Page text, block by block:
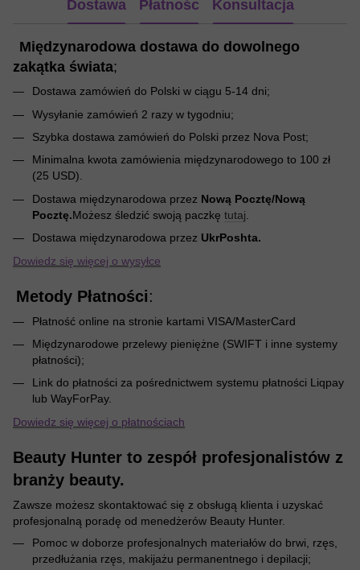
Dostawa Płatnośc Konsultacja
Międzynarodowa dostawa do dowolnego
zakątka świata;
Dostawa zamówień do Polski w ciągu 5-14 dni;
Wysyłanie zamówień 2 razy w tygodniu;
Szybka dostawa zamówień do Polski przez Nova Post;
Minimalna kwota zamówienia międzynarodowego to 100 zł
(25 USD).
Dostawa międzynarodowa przez Nową Pocztę/Nową
Pocztę.Możesz śledzić swoją paczkę tutaj
Dostawa międzynarodowa przez UkrPoshta.
Dowiedz się więcej o wysyłce
Metody Płatności:
Płatność online na stronie kartami VISA/MasterCard
Międzynarodowe przelewy pieniężne (SWIFT i inne systemy
płatności);
Link do płatności za pośrednictwem systemu płatności Liqpay
lub WayForPay.
Dowiedz się więcej o płatnościach
Beauty Hunter to zespół profesjonalistów z
branży beauty.
Zawsze możesz skontaktować się z obsługą klienta i uzyskać
profesjonalną poradę od menedżerów Beauty Hunter.
Pomoc w doborze profesjonalnych materiałów do brwi, rzęs,
przedłużania rzęs, makijażu permanentnego i depilacji;